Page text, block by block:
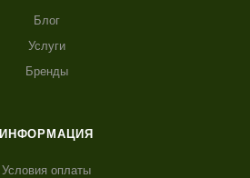
Блог
Услуги
Бренды
ИНФОРМАЦИЯ
Условия оплаты